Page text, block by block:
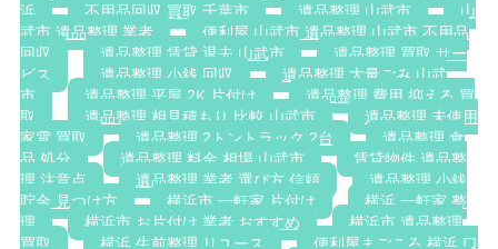
浜
不用品回収 買取 千葉市 遺品整理 山武市
山
武市 遺品整理 業者
便利屋 山武市 遺品整理 山武市 不用品
回収
遺品整理 賃貸 退去 山武市
遺品整理 買取 サー
ビス
遺品整理 小銭 回収
遺品整理 大量ごみ 山武
市
遺品整理 平屋 2K 片付け
遺品整理 費用 抑える 買
取
遺品整理 相見積もり 比較 山武市
遺品整理 未使用
家電 買取
遺品整理 2トントラック 2台
遺品整理 食
品 処分
遺品整理 料金 相場 山武市
賃貸物件 遺品整
理 注意点
遺品整理 業者 選び方 信頼
遺品整理 小銭
貯金 見つけ方
横浜市 一軒家 片付け
横浜 一軒家 整
理
横浜市 お片付け 業者 おすすめ
横浜市 遺品整理
買取
横浜 生前整理 リユース
便利屋まごころ 横浜 口